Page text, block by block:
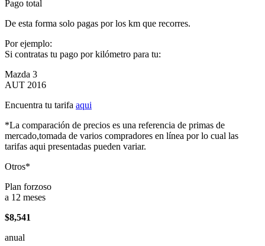
Pago total
De esta forma solo pagas por los km que recorres.
Por ejemplo:
Si contratas tu pago por kilómetro para tu:
Mazda 3
AUT 2016
Encuentra tu tarifa aqui
*La comparación de precios es una referencia de primas de
mercado,tomada de varios compradores en línea por lo cual las
tarifas aqui presentadas pueden variar.
Otros*
Plan forzoso
a 12 meses
$8,541
anual